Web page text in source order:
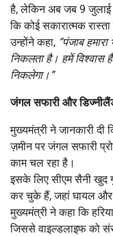
है, लेकिन अब जब 9 जुलाई
कि कोई सकारात्मक
उन्होंने कहा, “पंजाब हमारा
निकलता है। हमें विश्वास
निकलेगा।”
जंगल सफारी और
मुख्यमंत्री ने जानकारी
ज़मीन पर जंगल सफारी
काम चल रहा है।
इसके लिए सीएम सैनी खुद
कर चुके हैं, जहां घायल और
मुख्यमंत्री ने कहा कि
जिससे वाइल्डलाइफ को